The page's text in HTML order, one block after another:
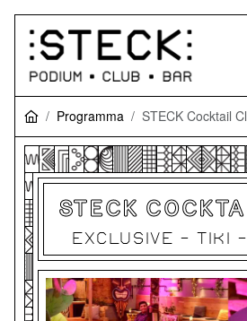
Programma STECK Cocktail
STECK
EXCLUSIVE - TIKI